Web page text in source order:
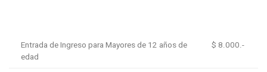
Entrada de Ingreso para Mayores de 12 años de
edad
$ 8.000.-